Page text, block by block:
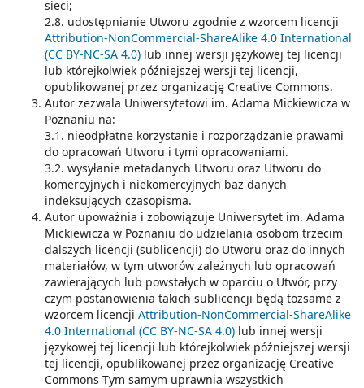
sieci;
2.8. udostępnianie Utworu zgodnie z wzorcem licencji
Attribution-NonCommercial-ShareAlike 4.0 International
(CC BY-NC-SA 4.0) lub innej wersji językowej tej licencji
lub którejkolwiek późniejszej wersji tej licencji,
opublikowanej przez organizację Creative Commons.
Autor zezwala Uniwersytetowi im. Adama Mickiewicza w
Poznaniu na:
3.1. nieodpłatne korzystanie i rozporządzanie prawami
do opracowań Utworu i tymi opracowaniami.
3.2. wysyłanie metadanych Utworu oraz Utworu do
komercyjnych i niekomercyjnych baz danych
indeksujących czasopisma.
Autor upoważnia i zobowiązuje Uniwersytet im. Adama
Mickiewicza w Poznaniu do udzielania osobom trzecim
dalszych licencji (sublicencji) do Utworu oraz do innych
materiałów, w tym utworów zależnych lub opracowań
zawierających lub powstałych w oparciu o Utwór, przy
czym postanowienia takich sublicencji będą tożsame z
wzorcem licencji Attribution-NonCommercial-ShareAlike
4.0 International (CC BY-NC-SA 4.0) lub innej wersji
językowej tej licencji lub którejkolwiek późniejszej wersji
tej licencji, opublikowanej przez organizację Creative
Commons Tym samym uprawnia wszystkich